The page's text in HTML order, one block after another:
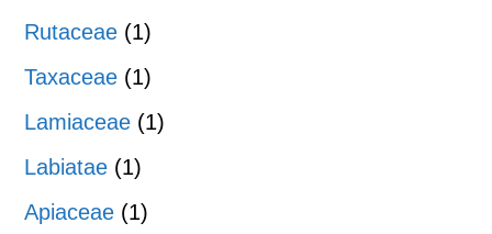
Rutaceae (1)
Taxaceae (1)
Lamiaceae (1)
Labiatae (1)
Apiaceae (1)